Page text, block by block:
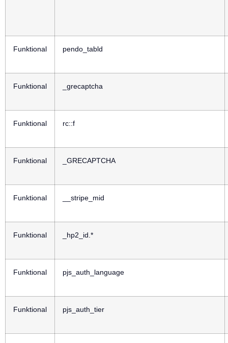
Funktional pendo_tabld
Funktional _grecaptcha
Funktional rc::f
Funktional _GRECAPTCHA
Funktional __stripe_mid
Funktional _hp2_id.*
Funktional pjs_auth_language
Funktional pjs_auth_tier